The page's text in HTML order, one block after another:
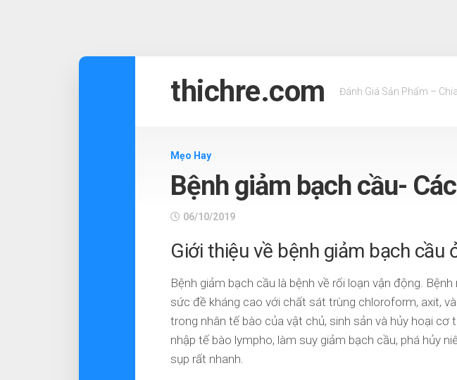
thichre.com Đánh Giá Sản Phẩm –
Mẹo Hay
Bệnh giảm bạch cầu-
06/10/2019
Giới thiệu về bệnh giảm bạch cầu
Bệnh giảm bạch cầu là bệnh về rối loạn vận động.
sức đề kháng cao với chất sát trùng chloroform, axit,
trong nhân tế bào của vật chủ, sinh sản và hủy hoại
nhập tế bào lympho, làm suy giảm bạch cầu, phá hủy
sụp rất nhanh.